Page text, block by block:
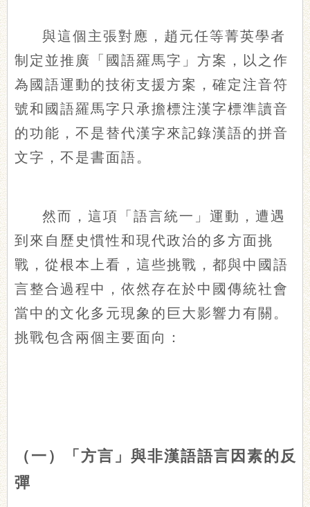
與這個主張對應，趙元任等菁英學者
制定並推廣「國語羅馬字」方案，以之作
為國語運動的技術支援方案，確定注音符
號和國語羅馬字只承擔標注漢字標準讀音
的功能，不是替代漢字來記錄漢語的拼音
文字，不是書面語。
然而，這項「語言統一」運動，遭遇
到來自歷史慣性和現代政治的多方面挑
戰，從根本上看，這些挑戰，都與中國語
言整合過程中，依然存在於中國傳統社會
當中的文化多元現象的巨大影響力有關。
挑戰包含兩個主要面向：
（一）「方言」與非漢語語言因素的反
彈